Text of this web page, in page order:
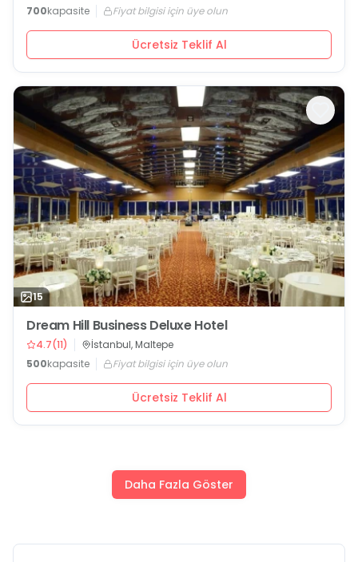
700kapasite Fiyat bilgisi için üye olun
Ücretsiz Teklif Al
15
Dream Hill Business Deluxe Hotel
4.7(11)
İstanbul, Maltepe
500kapasite Fiyat bilgisi için üye olun
Ücretsiz Teklif Al
Daha Fazla Göster